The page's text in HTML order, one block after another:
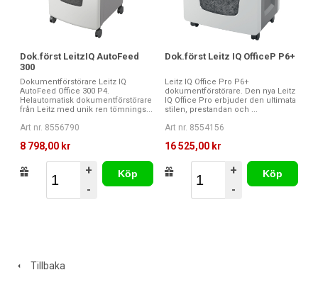
Dok.först LeitzIQ AutoFeed
300
Dokumentförstörare Leitz IQ
AutoFeed Office 300 P4.
Helautomatisk dokumentförstörare
från Leitz med unik ren tömnings...
Art nr. 8556790
8 798,00 kr
+
-
Köp
Dok.först Leitz IQ OfficeP P6+
Leitz IQ Office Pro P6+
dokumentförstörare. Den nya Leitz
IQ Office Pro erbjuder den ultimata
stilen, prestandan och ...
Art nr. 8554156
16 525,00 kr
+
-
Köp
Tillbaka